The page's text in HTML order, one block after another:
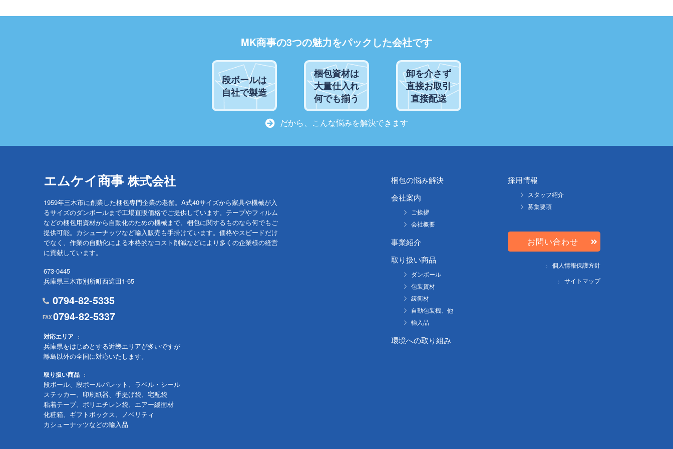
MK商事の3つの魅力をパックした会社です
段ボールは
自社で製造
梱包資材は
大量仕入れ
何でも揃う
卸を介さず
直接お取引
直接配送
だから、こんな悩みを解決できます
エムケイ商事 株式会社
1959年三木市に創業した梱包専門企業の老舗。A式40サイズから家具や機械が入
るサイズのダンボールまで工場直販価格でご提供しています。テープやフィルム
などの梱包用資材から自動化のための機械まで、梱包に関するものなら何でもご
提供可能。カシューナッツなど輸入販売も手掛けています。価格やスピードだけ
でなく、作業の自動化による本格的なコスト削減などにより多くの企業様の経営
に貢献しています。
673-0445
兵庫県三木市別所町西這田1-65
0794-82-5335
0794-82-5337
対応エリア
兵庫県をはじめとする近畿エリアが多いですが
離島以外の全国に対応いたします。
取り扱い商品
段ボール、段ボールパレット、ラベル・シール
ステッカー、印刷紙器、手提げ袋、宅配袋
粘着テープ、ポリエチレン袋、エアー緩衝材
化粧箱、ギフトボックス、ノベリティ
カシューナッツなどの輸入品
梱包の悩み解決
会社案内
ご挨拶
会社概要
事業紹介
取り扱い商品
ダンボール
包装資材
緩衝材
自動包装機、他
輸入品
環境への取り組み
採用情報
スタッフ紹介
募集要項
お問い合わせ
個人情報保護方針
サイトマップ